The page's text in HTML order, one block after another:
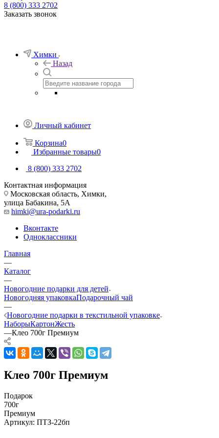
8 (800) 333 2702
Заказать звонок
Химки
Назад
Личный кабинет
Корзина0
Избранные товары0
8 (800) 333 2702
Контактная информация
Московская область, Химки,
улица Бабакина, 5А
himki@ura-podarki.ru
Вконтакте
Одноклассники
Главная
—
Каталог
—
Новогодние подарки для детей
Новогодняя упаковкаПодарочный чай
—
Новогодние подарки в текстильной упаковке
НаборыКартонЖесть
—Клео 700г Премиум
Клео 700г Премиум
Подарок
700г
Премиум
Артикул: ПТЗ-22бп